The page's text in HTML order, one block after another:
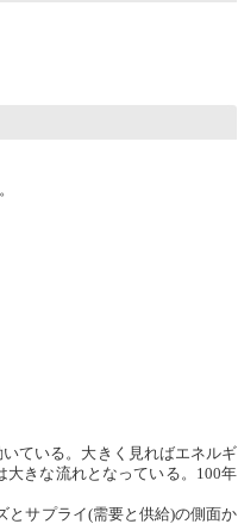
ている。大きく見ればエネルギ
大きな流れとなっている。100年
サプライ(需要と供給)の側面か